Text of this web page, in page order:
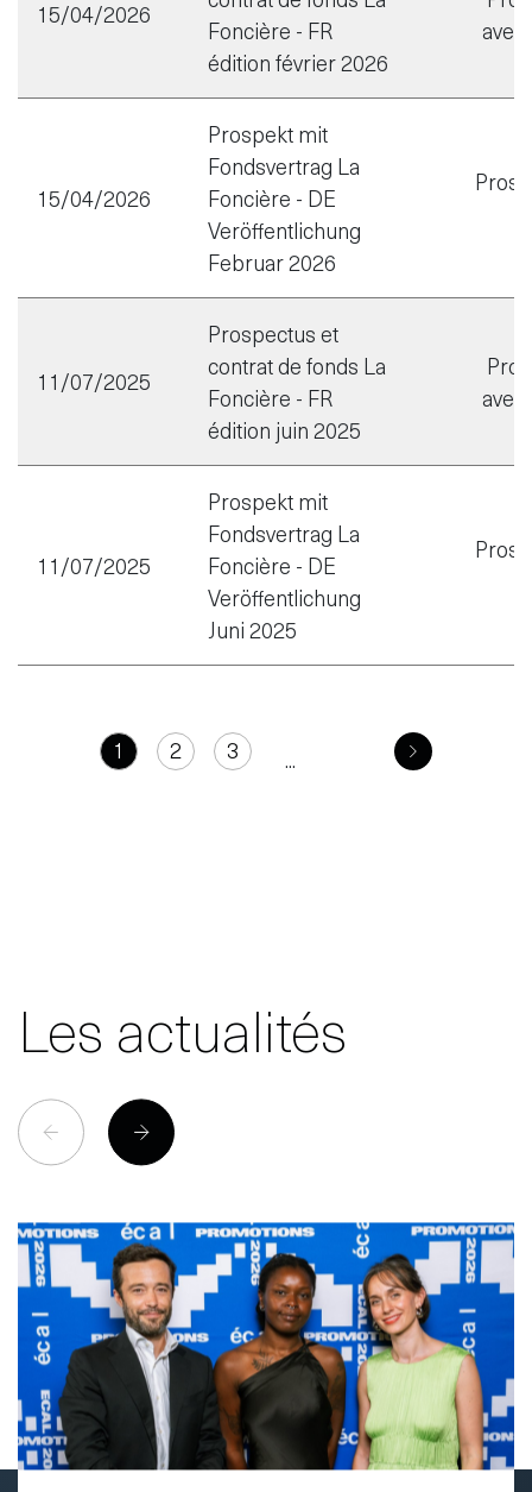
15/04/2026
Foncière - FR
édition février 2026
15/04/2026
Prospekt mit
Fondsvertrag La
Foncière - DE
Veröffentlichung
Februar 2026
11/07/2025
Prospectus et
contrat de fonds La
Foncière - FR
édition juin 2025
11/07/2025
Prospekt mit
Fondsvertrag La
Foncière - DE
Veröffentlichung
Juni 2025
1 2 3 ...
Les actualités